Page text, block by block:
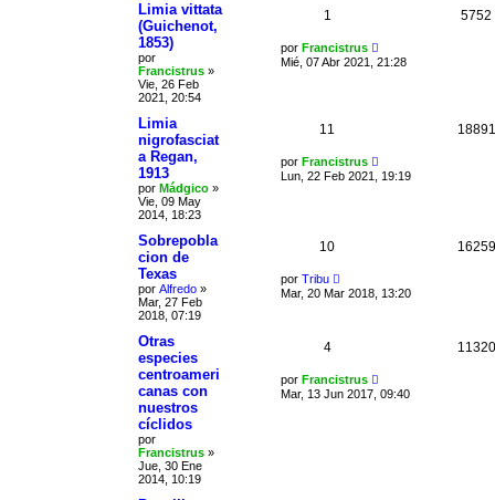
Limia vittata
(Guichenot,
1853)
por
Francistrus »
Vie, 26 Feb
2021, 20:54
1 5752
por Francistrus
Mié, 07 Abr 2021, 21:28
Limia
nigrofasciat
a Regan,
1913
por Mádgico »
Vie, 09 May
2014, 18:23
11 18891
por Francistrus
Lun, 22 Feb 2021, 19:19
Sobrepobla
cion de
Texas
por Alfredo »
Mar, 27 Feb
2018, 07:19
10 16259
por Tribu
Mar, 20 Mar 2018, 13:20
Otras
especies
centroameri
canas con
nuestros
cíclidos
por
Francistrus »
Jue, 30 Ene
2014, 10:19
4 11320
por Francistrus
Mar, 13 Jun 2017, 09:40